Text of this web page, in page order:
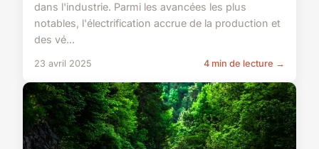
dans l'industrie. Parmi les avancées les plus
notables, l'électrification accrue de la production et
des vé...
23 avril 2025 4 min de lecture →